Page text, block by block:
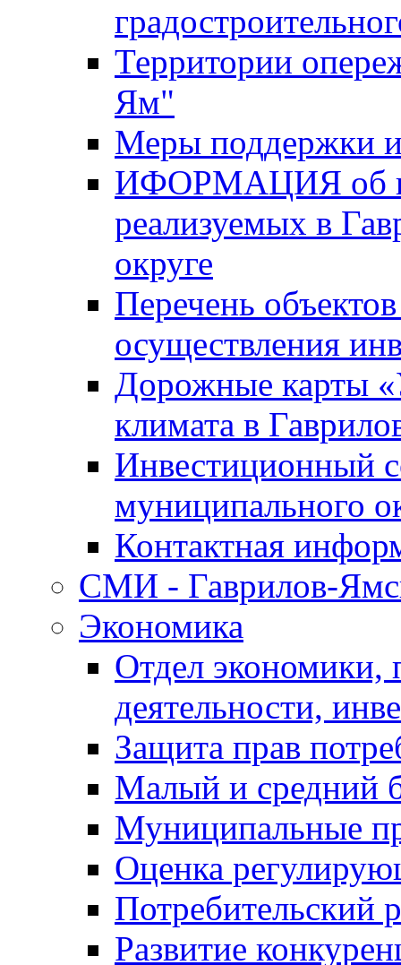
Территории
Ям"
Меры поддержки
ИФОРМАЦИЯ об
реализуемых в
округе
Перечень
осуществления
Дорожные карты
климата в
Инвестиционный
муниципального
Контактная
СМИ - Гаврилов-
Экономика
Отдел экономики,
деятельности,
Защита прав
Малый и средний
Муниципальные
Оценка
Потребительский
Развитие